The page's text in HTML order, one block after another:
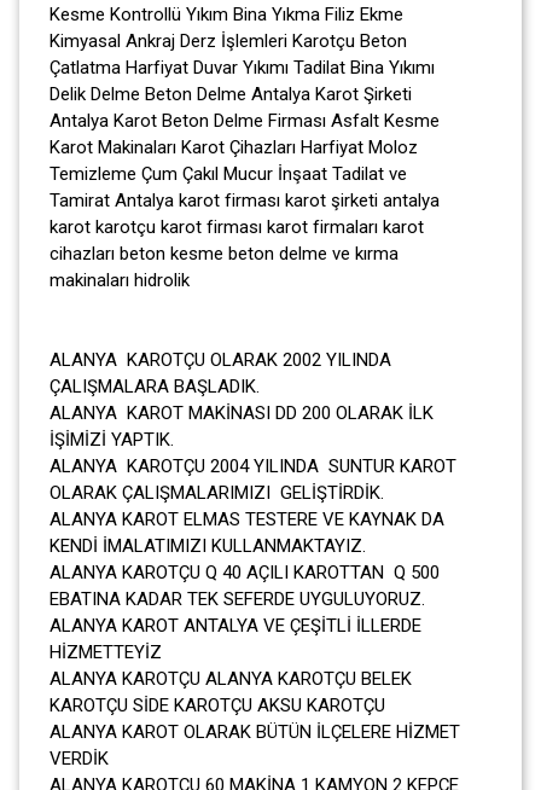
Kesme Kontrollü Yıkım Bina Yıkma Filiz Ekme
Kimyasal Ankraj Derz İşlemleri Karotçu Beton
Çatlatma Harfiyat Duvar Yıkımı Tadilat Bina Yıkımı
Delik Delme Beton Delme Antalya Karot Şirketi
Antalya Karot Beton Delme Firması Asfalt Kesme
Karot Makinaları Karot Çihazları Harfiyat Moloz
Temizleme Çum Çakıl Mucur İnşaat Tadilat ve
Tamirat Antalya karot firması karot şirketi antalya
karot karotçu karot firması karot firmaları karot
cihazları beton kesme beton delme ve kırma
makinaları hidrolik
ALANYA KAROTÇU OLARAK 2002 YILINDA
ÇALIŞMALARA BAŞLADIK.
ALANYA KAROT MAKİNASI DD 200 OLARAK İLK
İŞİMİZİ YAPTIK.
ALANYA KAROTÇU 2004 YILINDA SUNTUR KAROT
OLARAK ÇALIŞMALARIMIZI GELİŞTİRDİK.
ALANYA KAROT ELMAS TESTERE VE KAYNAK DA
KENDİ İMALATIMIZI KULLANMAKTAYIZ.
ALANYA KAROTÇU Q 40 AÇILI KAROTTAN Q 500
EBATINA KADAR TEK SEFERDE UYGULUYORUZ.
ALANYA KAROT ANTALYA VE ÇEŞİTLİ İLLERDE
HİZMETTEYİZ
ALANYA KAROTÇU ALANYA KAROTÇU BELEK
KAROTÇU SİDE KAROTÇU AKSU KAROTÇU
ALANYA KAROT OLARAK BÜTÜN İLÇELERE HİZMET
VERDİK
ALANYA KAROTÇU 60 MAKİNA 1 KAMYON 2 KEPÇE